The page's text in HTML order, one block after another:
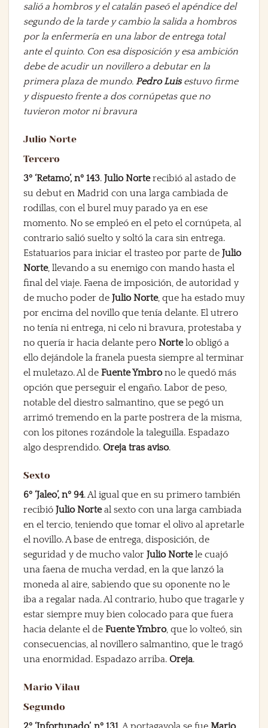
salió a hombros y el catalán paseó el apéndice del
segundo de la tarde y cambio la salida a hombros
por la enfermería en una labor de entrega total
ante el quinto. Con esa disposición y esa ambición
debe de acudir un novillero a debutar en la
primera plaza de mundo. Pedro Luisestuvo firme
y dispuesto frente a dos cornúpetas que no
tuvieron motor ni bravura
Julio Norte
Tercero
3º ‘Retamo’, nº 143. Julio Norterecibió al astado de
su debut en Madrid con una larga cambiada de
rodillas, con el burel muy parado ya en ese
momento. No se empleó en el peto el cornúpeta, al
contrario salió suelto y soltó la cara sin entrega.
Estatuarios para iniciar el trasteo por parte de Julio
Norte, llevando a su enemigo con mando hasta el
final del viaje. Faena de imposición, de autoridad y
de mucho poder de Julio Norte, que ha estado muy
por encima del novillo que tenía delante. El utrero
no tenía ni entrega, ni celo ni bravura, protestaba y
no quería ir hacia delante pero Nortelo obligó a
ello dejándole la franela puesta siempre al terminar
el muletazo. Al de Fuente Ymbrono le quedó más
opción que perseguir el engaño. Labor de peso,
notable del diestro salmantino, que se pegó un
arrimó tremendo en la parte postrera de la misma,
con los pitones rozándole la taleguilla. Espadazo
algo desprendido. Oreja tras aviso.
Sexto
6º ‘Jaleo’, nº 94. Al igual que en su primero también
recibió Julio Norteal sexto con una larga cambiada
en el tercio, teniendo que tomar el olivo al apretarle
el novillo. A base de entrega, disposición, de
seguridad y de mucho valor Julio Nortele cuajó
una faena de mucha verdad, en la que lanzó la
moneda al aire, sabiendo que su oponente no le
iba a regalar nada. Al contrario, hubo que tragarle y
estar siempre muy bien colocado para que fuera
hacia delante el de Fuente Ymbro, que lo volteó, sin
consecuencias, al novillero salmantino, que le tragó
una enormidad. Espadazo arriba. Oreja.
Mario Vilau
Segundo